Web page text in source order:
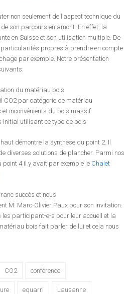
non seulement de l’aspect technique du
son parcours en amont. En effet, la
en Suisse et son utilisation multiple. De
propres à prendre en compte
par exemple. Notre présentation
du matériau bois
CO2 par catégorie de matériau
inconvénients du bois massif
Initial utilisant ce type de bois
démontre la synthèse du point 2. Il
diverses solutions de plancher. Parmi nos
4 il y avait par exemple le Chalet
succès et nous
M. Marc-Olivier Paux pour son invitation.
les participant-e-s pour leur accueil et la
bois fait parler de lui et cela nous
CO2 conférence
equarri Lausanne